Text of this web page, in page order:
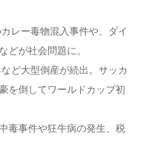
ー毒物混入事件や、ダイ
どが社会問題に。
大型倒産が続出。サッカ
を倒してワールドカップ初
事件や狂牛病の発生、税